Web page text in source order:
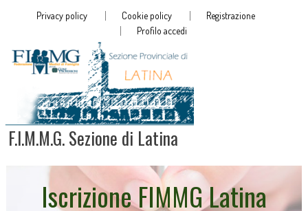
Privacy policy Cookie policy
Registrazione
Profilo accedi
F.I.M.M.G. Sezione di Latina
Iscrizione FIMMG Latina